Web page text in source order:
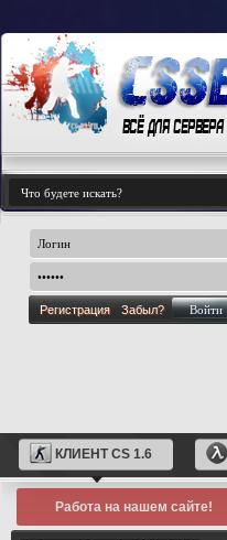
Регистрация Забыл?
КЛИЕНТ CS 1.6
Работа на нашем сайте!